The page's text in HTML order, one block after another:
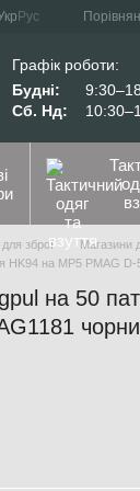
Рус
Графік роботи:
Будні:
Сб. Нд:
зброї
Магазини
HK94 на MP5 PMAG
на 50